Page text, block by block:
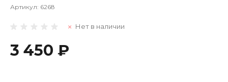
Артикул: 6268
Нет в наличии
3 450 ₽